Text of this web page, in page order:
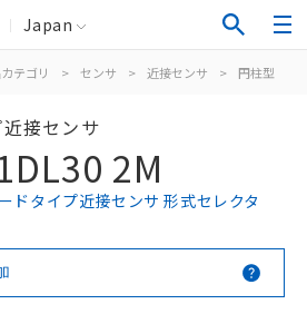
Japan
テゴリ > センサ > 近接センサ > 円柱型
接センサ
2M
ドタイプ近接センサ 形式セレクタ